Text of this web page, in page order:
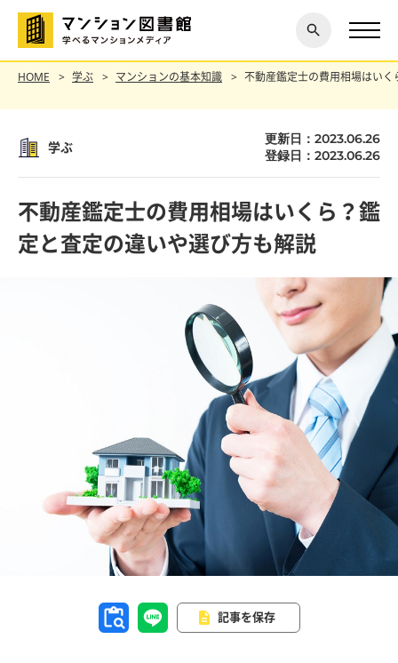
探す
閉じ
る
HOME 学ぶ マンションの基本知識 不動産鑑定士の費用相場はい
学ぶ
更新日：2023.06.26
登録日：2023.06.26
不動産鑑定士の費用相場はいくら？鑑
定と査定の違いや選び方も解説
記事を保存